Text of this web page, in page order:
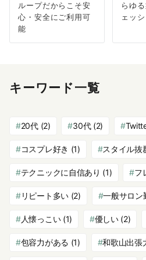
ループだからこそ安
心・安全にご利用可
能
らゆ
ェッ
キーワード一覧
20代(2) 30代(2)
コスプレ好き (1) スタイル抜
テクニックに自信あり (1) フ
リピート多い(2) 一般サロン
人懐っこい(1) 優しい(2)
包容力がある (1) 和歌山出張